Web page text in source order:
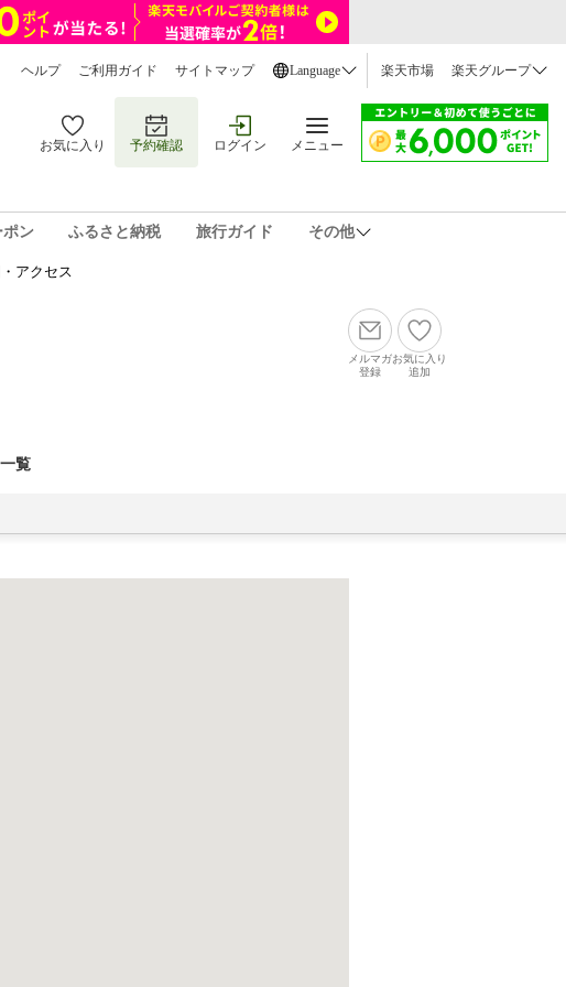
ヘルプ ご利用ガイド サイトマップ Language 楽天市場 楽天グループ
お気に入り 予約確認 ログイン メニュー
ポン ふるさと納税 旅行ガイド その他
アクセス
メルマガ
登録
お気に入り
追加
覧